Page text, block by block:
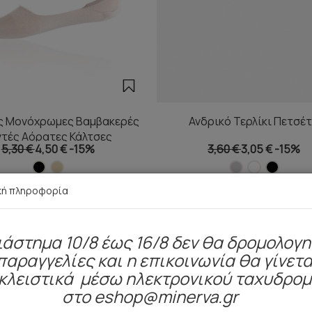
Μονόχρωμες Βαμβακερές
Αόρατες Κάλτσες
5,30 €4,50 €-15%
Ανδρικό Τερλίκι
3,60 €3,05 €-15%
Είδατε πρόσφατα
πληροφορία
10/8 έως 16/8 δεν θα
και η επικοινωνία θα
μέσω ηλεκτρονικού
στο eshop@minerva.gr